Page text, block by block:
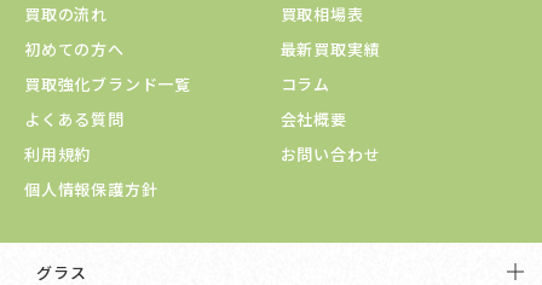
買取の流れ
買取相場表
初めての方へ
最新買取実績
買取強化ブランド一覧
コラム
よくある質問
会社概要
利用規約
お問い合わせ
個人情報保護方針
グラス